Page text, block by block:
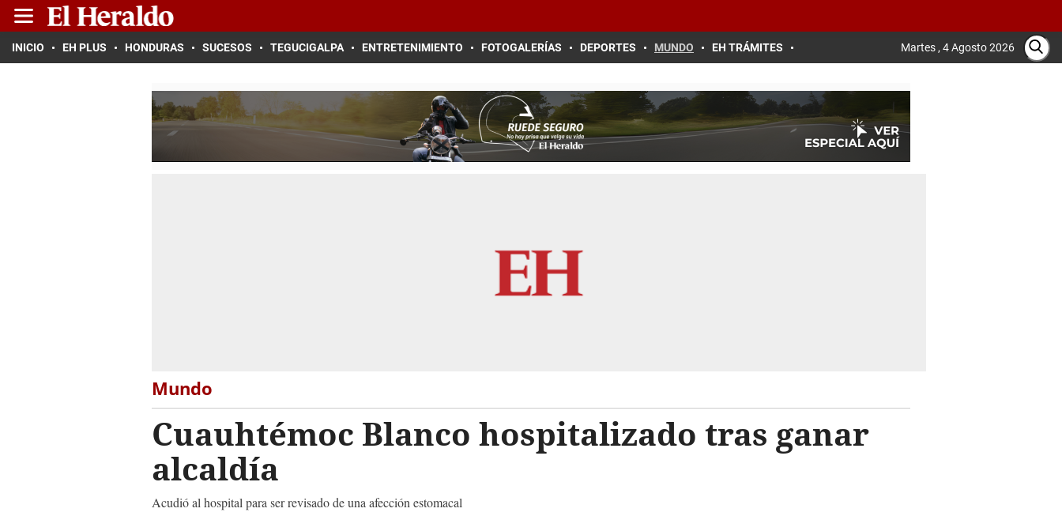
INICIO EH PLUS HONDURAS SUCESOS TEGUCIGALPA ENTRETENIMIENTO FOTOGALERÍAS DEPORTES MUNDO EH TRÁMITES Martes , 4 Agosto 2026
Mundo
Cuauhtémoc Blanco hospitalizado tras ganar
alcaldía
Acudió al hospital para ser revisado de una afección estomacal